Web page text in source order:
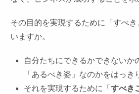
その目的を実現するために「すべ
いますか。
自分たちにできるかできないか
「あるべき姿」なのかをはっき
それを実現するために「 すべき